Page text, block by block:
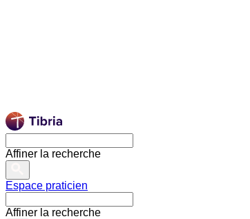
Affiner la recherche
Espace praticien
Affiner la recherche